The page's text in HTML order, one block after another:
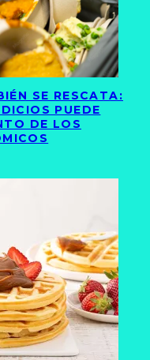
SE RESCATA:
PUEDE
DE LOS